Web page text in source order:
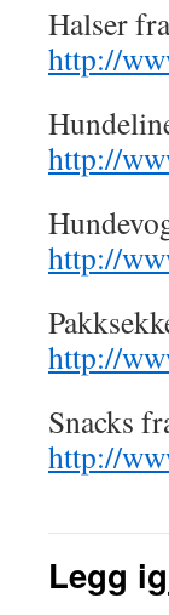
Halser
http://
http://
http://
http://
Snacks
http://
Legg